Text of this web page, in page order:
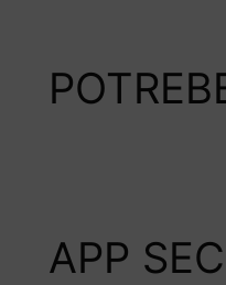
APP